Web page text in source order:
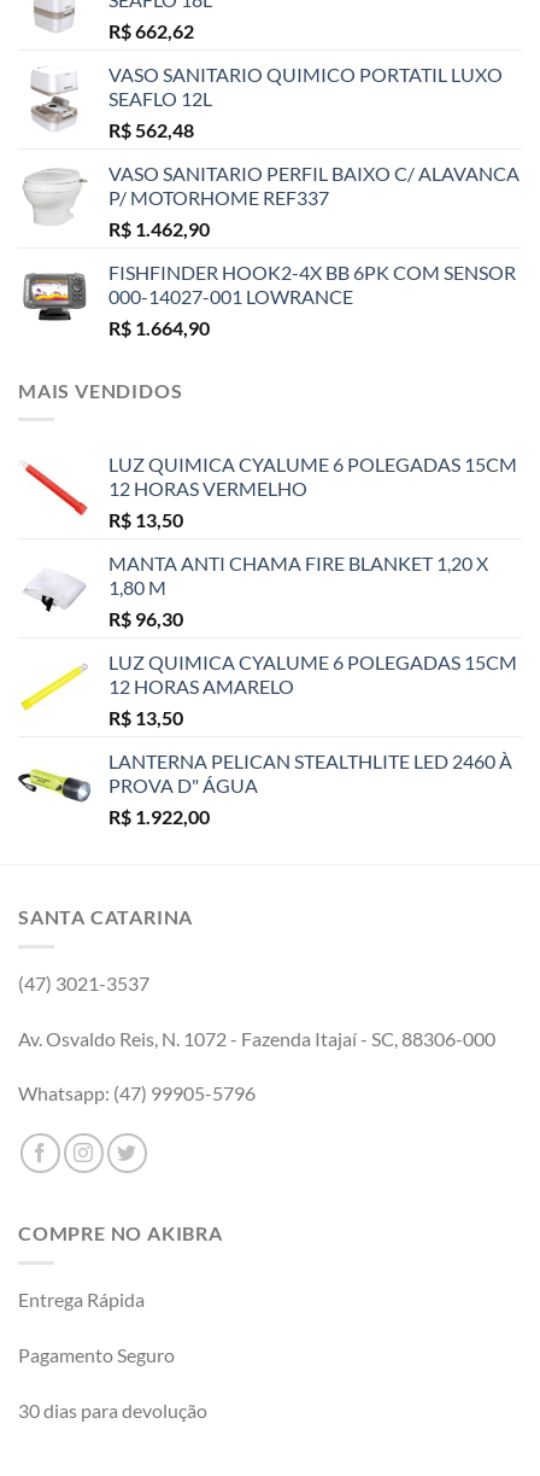
R$662,62
VASO SANITARIO QUIMICO PORTATIL LUXO
SEAFLO 12L
R$ 562,48
VASO SANITARIO PERFIL BAIXO C/ ALAVANCA
P/ MOTORHOME REF337
R$ 1.462,90
FISHFINDER HOOK2-4X BB 6PK COM SENSOR
000-14027-001 LOWRANCE
R$ 1.664,90
MAIS VENDIDOS
LUZ QUIMICA CYALUME 6 POLEGADAS 15CM
12 HORAS VERMELHO
R$ 13,50
MANTA ANTI CHAMA FIRE BLANKET 1,20 X
1,80 M
R$ 96,30
LUZ QUIMICA CYALUME 6 POLEGADAS 15CM
12 HORAS AMARELO
R$ 13,50
LANTERNA PELICAN STEALTHLITE LED 2460 À
PROVA D" ÁGUA
R$ 1.922,00
SANTA CATARINA
(47) 3021-3537
Av. Osvaldo Reis, N. 1072 - Fazenda Itajaí - SC, 88306-000
Whatsapp: (47) 99905-5796
COMPRE NO AKIBRA
Entrega Rápida
Pagamento Seguro
30 dias para devolução